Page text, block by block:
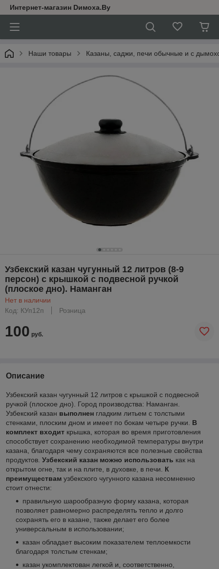
Интернет-магазин Dимoхa.By
Наши товары Казаны, саджи, печи обычные и с
Узбекский казан чугунный 12 литров (8-9
персон) с крышкой с подвесной ручкой
(плоское дно). Наманган
Нет в наличии
Код: КУп12п
Розница
100 руб.
Описание
Узбекский казан чугунный 12 литров с крышкой с подвесной
ручкой (плоское дно). Город производства: Наманган.
Узбекский казан выполнен гладким литьем с толстыми
стенками, плоским дном и имеет по бокам четыре ручки. В
комплект входит крышка, которая во время приготовления
способствует сохранению необходимой температуры внутри
казана, благодаря чему сохраняются все полезные свойства
продуктов. Узбекский казан можно использовать как на
открытом огне, так и на плите, в духовке, в печи. К
преимуществам узбекского чугунного казана несомненно
стоит отнести:
правильную шарообразную форму казана, которая
позволяет равномерно распределять тепло и долго
сохранять его в казане, также делает его более
универсальным в использовании;
казан обладает высоким показателем теплоемкости
благодаря толстым стенкам;
казан укомплектован легкой и, соответственно,